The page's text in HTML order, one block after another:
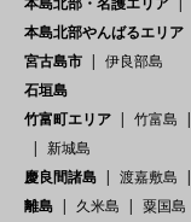
本島北部やんばるエリア
宮古島市
伊良部島
石垣島
竹富町エリア
竹富島
新城島
慶良間諸島
渡嘉敷島
離島
久米島 粟国島